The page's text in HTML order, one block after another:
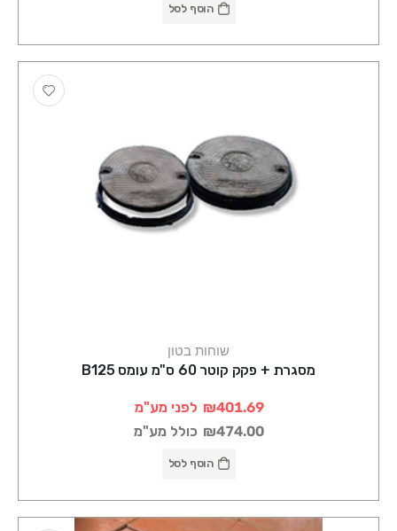
הוסף לסל
שוחות בטון
מסגרת + פקק קוטר 60 ס"מ עומס B125
₪401.69 לפני מע"מ
₪474.00 כולל מע"מ
הוסף לסל